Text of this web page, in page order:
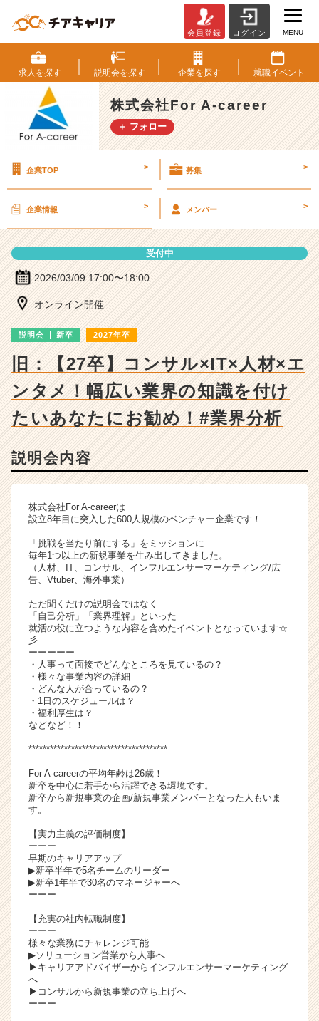
式
会
社
F
o
r
a
e
r
の
説
細
ベ
ン
チ
ャ
ー・
企
業
か
ら
カ
ウ
ト
届
く
就
サ
イ
ト
リ
ア
（C
e
r
C
e
r）
会員登録 ログイン MENU
求人を探す 説明会を探す 企業を探す 就職イベント
株式会社For A-career
＋ フォロー
企業TOP > 募集 >
企業情報 > メンバー >
受付中
2026/03/09 17:00〜18:00
オンライン開催
説明会 新卒 2027年卒
旧：【27卒】コンサル×IT×人材×エ
ンタメ！幅広い業界の知識を付け
たいあなたにお勧め！#業界分析
説明会内容
株式会社For A-careerは
設立8年目に突入した600人規模のベンチャー企業です！
「挑戦を当たり前にする」をミッションに
毎年1つ以上の新規事業を生み出してきました。
（人材、IT、コンサル、インフルエンサーマーケティング/広
告、Vtuber、海外事業）
ただ聞くだけの説明会ではなく
「自己分析」「業界理解」といった
就活の役に立つような内容を含めたイベントとなっています☆
彡
ーーーーー
・人事って面接でどんなところを見ているの？
・様々な事業内容の詳細
・どんな人が合っているの？
・1日のスケジュールは？
・福利厚生は？
などなど！！
***************************************
For A-careerの平均年齢は26歳！
新卒を中心に若手から活躍できる環境です。
新卒から新規事業の企画/新規事業メンバーとなった人もいま
す。
【実力主義の評価制度】
ーーー
早期のキャリアアップ
▶新卒半年で5名チームのリーダー
▶新卒1年半で30名のマネージャーへ
ーーー
【充実の社内転職制度】
ーーー
様々な業務にチャレンジ可能
▶ソリューション営業から人事へ
▶キャリアアドバイザーからインフルエンサーマーケティング
へ
▶コンサルから新規事業の立ち上げへ
ーーー